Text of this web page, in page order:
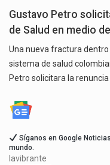
Gustavo Petro
de Salud en medio
Una nueva fractura dentro
sistema de salud
Petro solicitara la
Síganos en Google
mundo.
lavibrante